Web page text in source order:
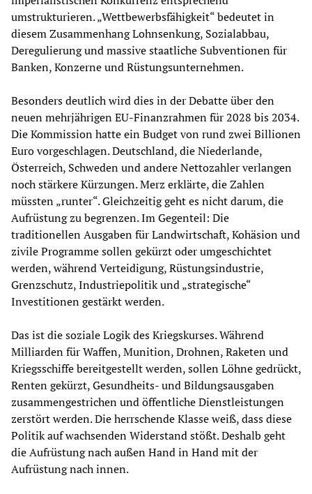
umstrukturieren. „Wettbewerbsfähigkeit“ bedeutet in
diesem Zusammenhang Lohnsenkung, Sozialabbau,
Deregulierung und massive staatliche Subventionen für
Banken, Konzerne und Rüstungsunternehmen.
Besonders deutlich wird dies in der Debatte über den
neuen mehrjährigen EU-Finanzrahmen für 2028 bis 2034.
Die Kommission hatte ein Budget von rund zwei Billionen
Euro vorgeschlagen. Deutschland, die Niederlande,
Österreich, Schweden und andere Nettozahler verlangen
noch stärkere Kürzungen. Merz erklärte, die Zahlen
müssten „runter“. Gleichzeitig geht es nicht darum, die
Aufrüstung zu begrenzen. Im Gegenteil: Die
traditionellen Ausgaben für Landwirtschaft, Kohäsion und
zivile Programme sollen gekürzt oder umgeschichtet
werden, während Verteidigung, Rüstungsindustrie,
Grenzschutz, Industriepolitik und „strategische“
Investitionen gestärkt werden.
Das ist die soziale Logik des Kriegskurses. Während
Milliarden für Waffen, Munition, Drohnen, Raketen und
Kriegsschiffe bereitgestellt werden, sollen Löhne gedrückt,
Renten gekürzt, Gesundheits- und Bildungsausgaben
zusammengestrichen und öffentliche Dienstleistungen
zerstört werden. Die herrschende Klasse weiß, dass diese
Politik auf wachsenden Widerstand stößt. Deshalb geht
die Aufrüstung nach außen Hand in Hand mit der
Aufrüstung nach innen.